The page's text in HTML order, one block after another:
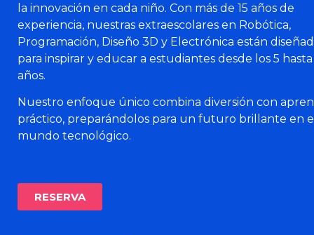
la innovación en cada niño. Con más de 15 años de
experiencia, nuestras extraescolares en Robótica,
Programación, Diseño 3D y Electrónica están
para inspirar y educar a estudiantes desde los 5 hasta
años.
Nuestro enfoque único combina diversión con
práctico, preparándolos para un futuro brillante en el
mundo tecnológico.
RESERVA